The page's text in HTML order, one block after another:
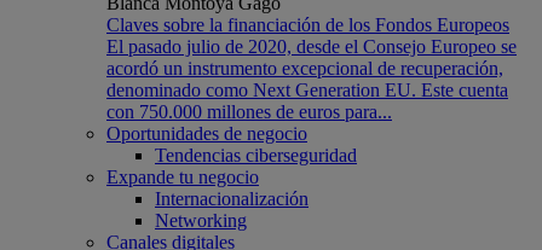
Claves sobre la financiación de los Fondos Europeos
El pasado julio de 2020, desde el Consejo Europeo se
acordó un instrumento excepcional de recuperación,
denominado como Next Generation EU. Este cuenta
con 750.000 millones de euros para...
Oportunidades de negocio
Tendencias ciberseguridad
Expande tu negocio
Internacionalización
Networking
Canales digitales